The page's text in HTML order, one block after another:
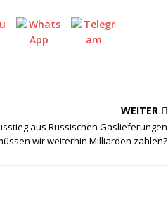
WEITER
aus Russischen Gaslieferungen
wir weiterhin Milliarden zahlen?